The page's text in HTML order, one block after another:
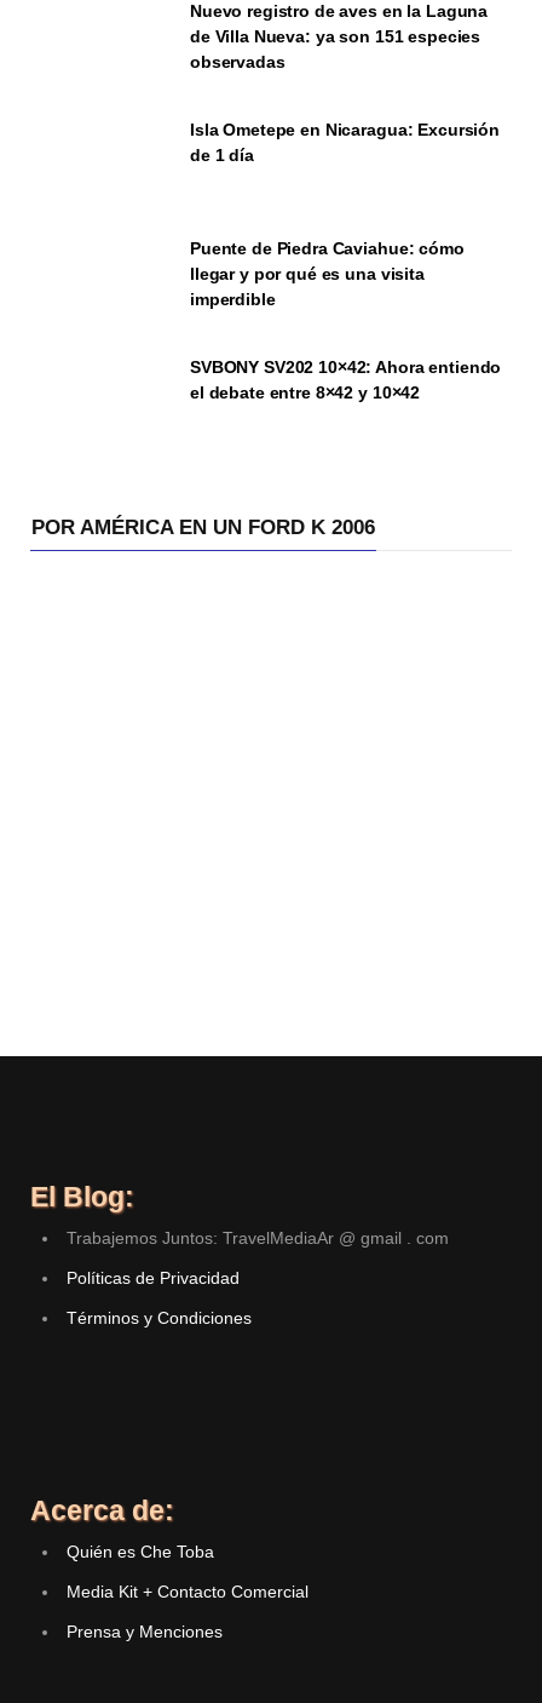
Nuevo registro de aves en la Laguna
de Villa Nueva: ya son 151 especies
observadas
Isla Ometepe en Nicaragua: Excursión
de 1 día
Puente de Piedra Caviahue: cómo
llegar y por qué es una visita
imperdible
SVBONY SV202 10×42: Ahora entiendo
el debate entre 8×42 y 10×42
POR AMÉRICA EN UN FORD K 2006
El Blog:
Trabajemos Juntos: TravelMediaAr @ gmail . com
Políticas de Privacidad
Términos y Condiciones
Acerca de:
Quién es Che Toba
Media Kit + Contacto Comercial
Prensa y Menciones